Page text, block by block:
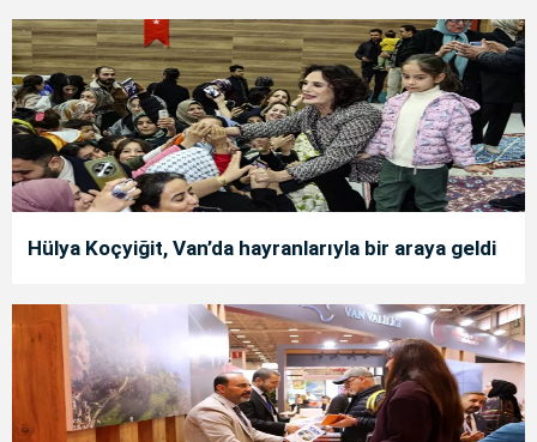
Hülya Koçyiğit, Van’da hayranlarıyla bir araya geldi